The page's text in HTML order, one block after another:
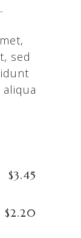
sed
$3.45
$2.20